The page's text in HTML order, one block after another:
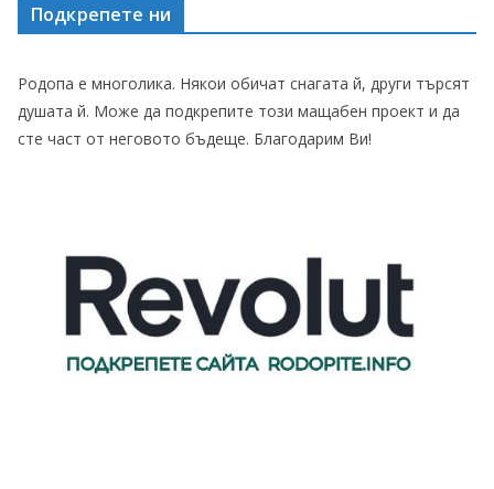
Подкрепете ни
Родопа е многолика. Някои обичат снагата й, други търсят
душата й. Може да подкрепите този мащабен проект и да
сте част от неговото бъдеще. Благодарим Ви!